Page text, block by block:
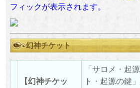
フィックが表示されます。
幻神チケット
【幻神チケッ
「サロメ・起
ト・起源の鍵